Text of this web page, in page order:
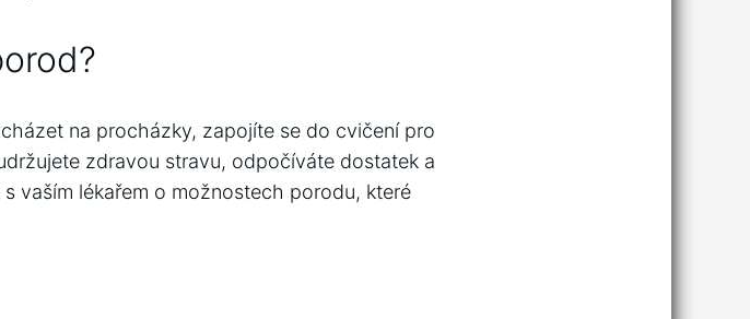
na procházky, zapojíte se do cvičení pro
zdravou stravu, odpočíváte dostatek a
vaším lékařem o možnostech porodu, které